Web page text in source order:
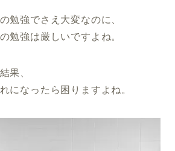
勉強でさえ大変なのに、
勉強は厳しいですよね。
果、
になったら困りますよね。